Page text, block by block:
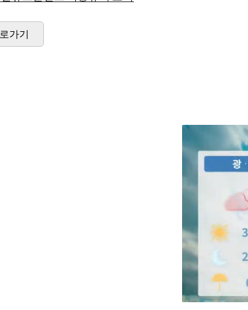
가기